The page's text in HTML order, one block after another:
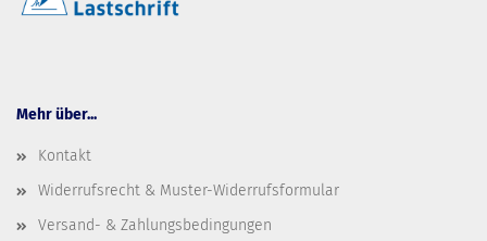
Mehr über...
Kontakt
Widerrufsrecht & Muster-Widerrufsformular
Versand- & Zahlungsbedingungen